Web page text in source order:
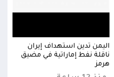
اليمن تدين استهداف إيران
ناقلة نفط إماراتية في مضيق
هرمز